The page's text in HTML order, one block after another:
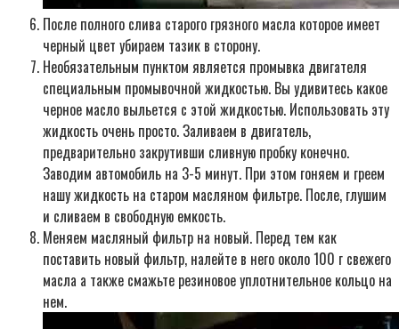
После полного слива старого грязного масла которое имеет
черный цвет убираем тазик в сторону.
Необязательным пунктом является промывка двигателя
специальным промывочной жидкостью. Вы удивитесь какое
черное масло выльется с этой жидкостью. Использовать эту
жидкость очень просто. Заливаем в двигатель,
предварительно закрутивши сливную пробку конечно.
Заводим автомобиль на 3-5 минут. При этом гоняем и греем
нашу жидкость на старом масляном фильтре. После, глушим
и сливаем в свободную емкость.
Меняем масляный фильтр на новый. Перед тем как
поставить новый фильтр, налейте в него около 100 г свежего
масла а также смажьте резиновое уплотнительное кольцо на
нем.